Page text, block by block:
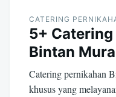
CATERING
5+
Bintan
Catering pernikahan
khusus yang